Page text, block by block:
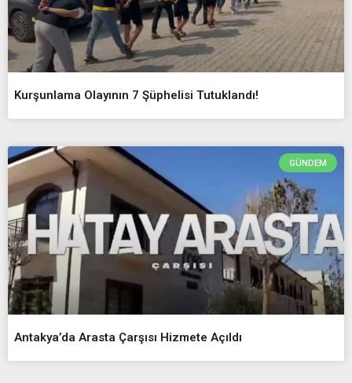
Kurşunlama Olayının 7 Şüphelisi Tutuklandı!
GÜNDEM
Antakya’da Arasta Çarşısı Hizmete Açıldı